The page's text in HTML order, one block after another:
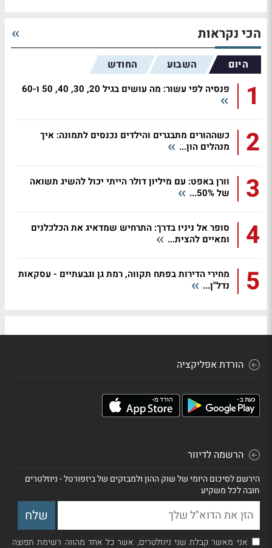
הכי נקראות
היום השבוע החודש
1 פנסיה לפי עשור: מה עושים בגיל 20, 30, 40, 50 ו-60
2
כשההורים מתבגרים והילדים נכנסים לתמונה: איך
מנהלים הון...
3
וורן באפט: עם מיליון דולר הייתי יכול להשיג תשואה
של 50%...
4
סופר אל ניניו בדרך: התרחיש שמדאיג את הכלכלנים
ומאיים להצית...
5
מחירי הדירות בפתח תקווה, רמת גן וגבעתיים - עסקאות
נדל"ן...
הורדת אפליקציה
הרשמה לדיוור
הירשם לסיכום היומי של שוק ההון ולמבזקים של ביזפורטל - ניוזלטרים
חובה לכל משקיע
אני מאשר קבלת שני ניוזלטרים, אשר כל אחד מהווה רשימת תפוצה